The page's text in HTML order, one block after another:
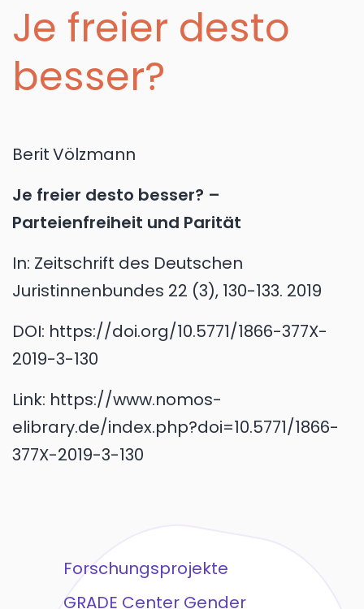
Je freier desto
besser?
BeritVölzmann
Je freier desto besser? –
Parteienfreiheit und Parität
In: Zeitschrift des Deutschen
Juristinnenbundes 22 (3), 130-133. 2019
DOI: https://doi.org/10.5771/1866-377X-
2019-3-130
Link: https://www.nomos-
elibrary.de/index.php?doi=10.5771/1866-
377X-2019-3-130
Forschungsprojekte
GRADE Center Gender